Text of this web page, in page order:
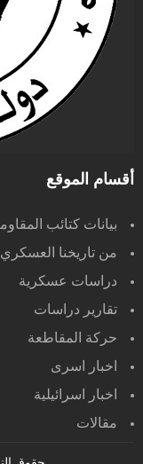
أقسام الموقع
بيانات كتائب
من تاريخنا العسكري
دراسات عسكرية
تقارير دراسات
حركة المقاطعة
اخبار اسرى
اخبار اسرائيلية
مقالات